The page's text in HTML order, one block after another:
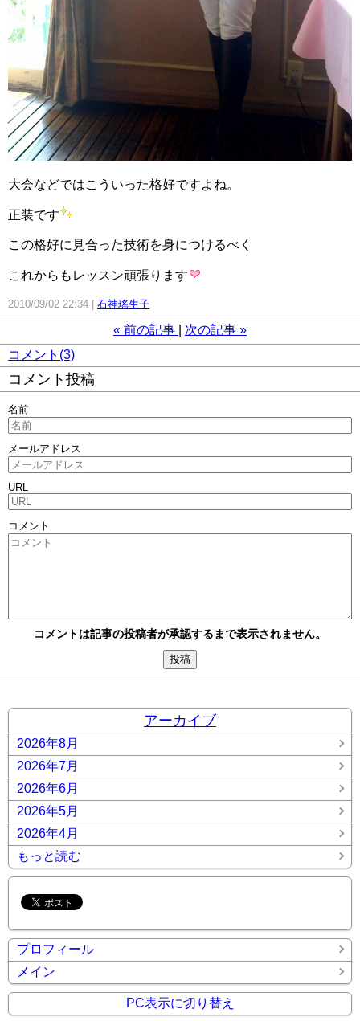
大会などではこういった格好ですよね。
正装です
この格好に見合った技術を身につけるべく
これからもレッスン頑張ります
2010/09/02 22:34 石神瑤生子
« 前の記事 次の記事 »
コメント(3)
コメント投稿
名前
メールアドレス
URL
コメント
コメントは記事の投稿者が承認するまで表示されません。
アーカイブ
2026年8月
2026年7月
2026年6月
2026年5月
2026年4月
もっと読む
プロフィール
メイン
PC表示に切り替え